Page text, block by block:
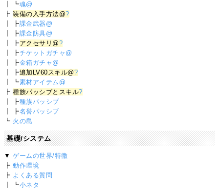
┃ ┗魂@
┣装備の入手方法@?
┃ ┣課金武器@
┃ ┣課金防具@
┃ ┣アクセサリ@?
┃ ┣チケットガチャ@
┃ ┣金箱ガチャ@
┃ ┣追加LV60スキル@?
┃ ┗素材アイテム@
┣種族パッシブとスキル?
┃ ┣種族パッシブ
┃ ┣名誉パッシブ
┗ 火の島
基礎/システム
▼ゲームの世界/特徴
┣動作環境
┣ よくある質問
┃ ┗小ネタ